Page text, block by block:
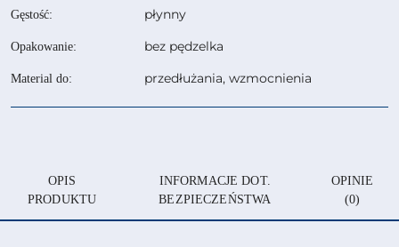
Gęstość: płynny
Opakowanie: bez pędzelka
Material do: przedłużania, wzmocnienia
OPIS
PRODUKTU
INFORMACJE DOT.
BEZPIECZEŃSTWA
OPINIE
(0)